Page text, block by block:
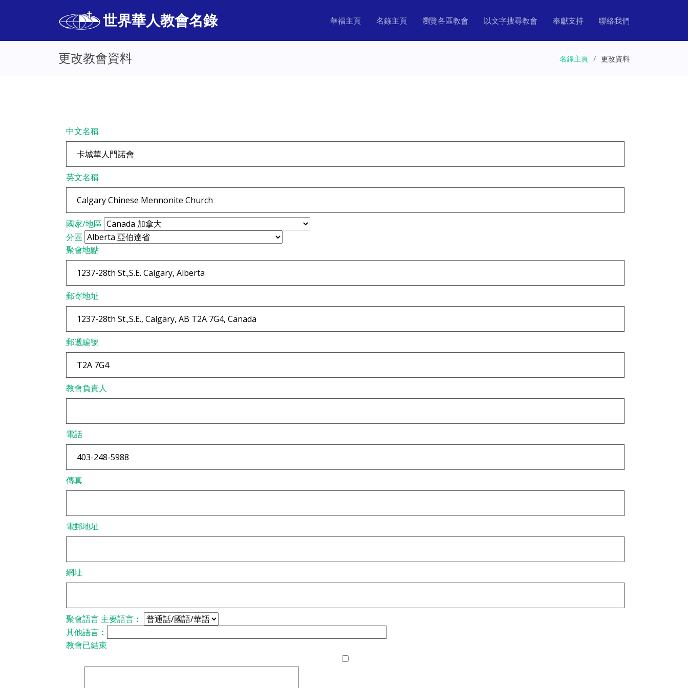
世界華人教會名錄 華福主頁 名錄主頁 瀏覽各區教會 以文字搜尋教會 奉獻支持 聯絡我們
更改教會資料 名錄主頁 更改資料
中文名稱
英文名稱
國家/地區
分區
聚會地點
郵寄地址
郵遞編號
教會負責人
電話
傳真
電郵地址
網址
聚會語言 主要語言︰
其他語言︰
教會已結束